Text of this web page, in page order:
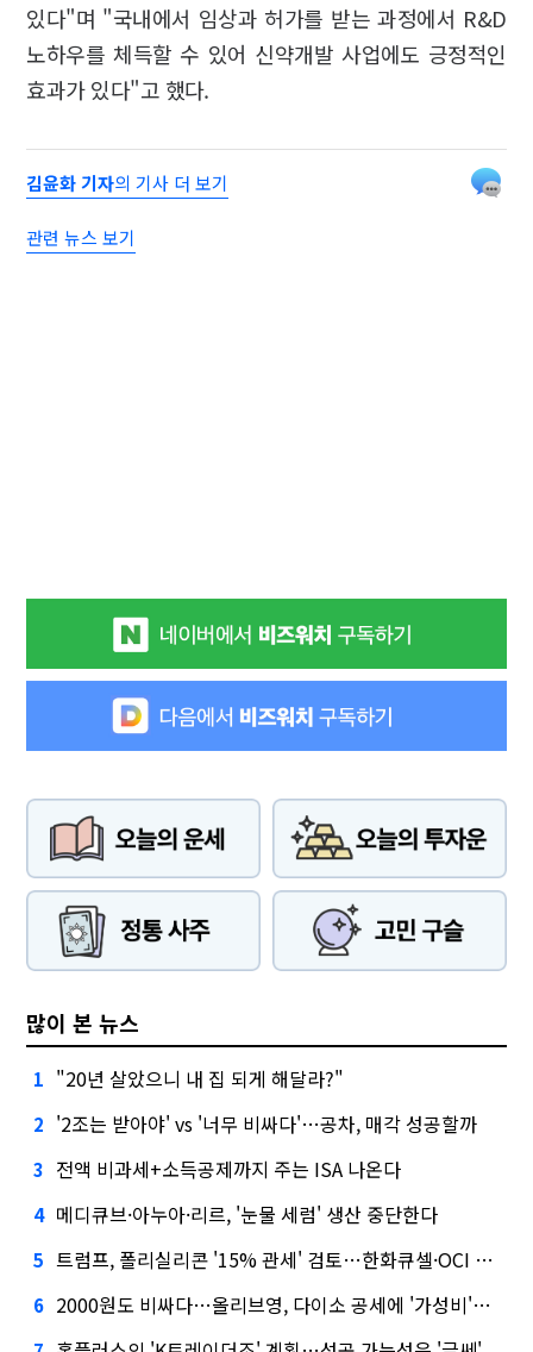
있다"며 "국내에서 임상과 허가를 받는 과정에서 R&D
노하우를 체득할 수 있어 신약개발 사업에도 긍정적인
효과가 있다"고 했다.
김윤화 기자의 기사 더 보기
관련 뉴스 보기
많이 본 뉴스
1 "20년 살았으니 내 집 되게 해달라?"
2 '2조는 받아야' vs '너무 비싸다'…공차, 매각 성공할까
3 전액 비과세+소득공제까지 주는 ISA 나온다
4 메디큐브·아누아·리르, '눈물 세럼' 생산 중단한다
5 트럼프, 폴리실리콘 '15% 관세' 검토…한화큐셀·OCI 영향은?
6 2000원도 비싸다…올리브영, 다이소 공세에 '가성비'로 맞불